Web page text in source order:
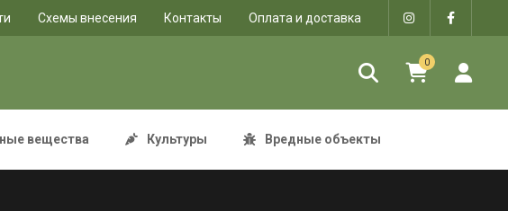
Схемы внесения Контакты Оплата и доставка
0
вещества Культуры Вредные объекты